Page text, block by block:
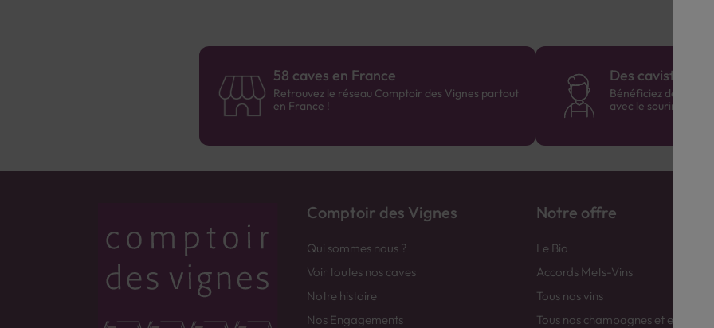
58 caves en France
Retrouvez le réseau Comptoir des Vignes partout
en France !
Des cavistes à
Bénéficiez de
avec le sourire :)
Comptoir des Vignes
Qui sommes nous ?
Voir toutes nos caves
Notre histoire
Nos Engagements
Notre offre
Le Bio
Accords Mets-Vins
Tous nos vins
Tous nos champagnes et